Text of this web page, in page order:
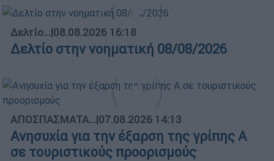
Δελτίο...|08.08.2026 16:18
Δελτίο στην νοηματική 08/08/2026
ΑΠΟΣΠΑΣΜΑΤΑ...|07.08.2026 14:13
Ανησυχία για την έξαρση της γρίπης Α
σε τουριστικούς προορισμούς